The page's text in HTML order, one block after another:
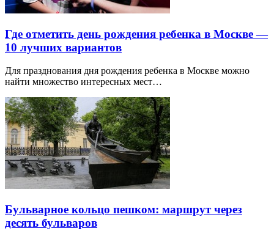
Где отметить день рождения ребенка в Москве —
10 лучших вариантов
Для празднования дня рождения ребенка в Москве можно
найти множество интересных мест…
Бульварное кольцо пешком: маршрут через
десять бульваров